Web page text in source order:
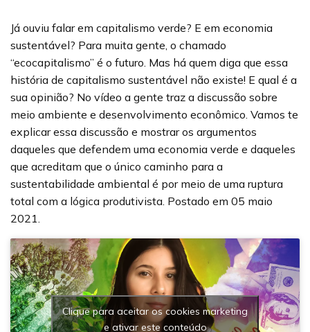
Já ouviu falar em capitalismo verde? E em economia
sustentável? Para muita gente, o chamado
“ecocapitalismo” é o futuro. Mas há quem diga que essa
história de capitalismo sustentável não existe! E qual é a
sua opinião? No vídeo a gente traz a discussão sobre
meio ambiente e desenvolvimento econômico. Vamos te
explicar essa discussão e mostrar os argumentos
daqueles que defendem uma economia verde e daqueles
que acreditam que o único caminho para a
sustentabilidade ambiental é por meio de uma ruptura
total com a lógica produtivista. Postado em 05 maio
2021.
Clique para aceitar os cookies marketing
e ativar este conteúdo